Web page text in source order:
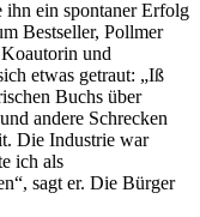
ihn ein spontaner Erfolg
Bestseller, Pollmer
und
etwas getraut: „Iß
Buchs über
andere Schrecken
Die Industrie war
ich als
sagt er. Die Bürger